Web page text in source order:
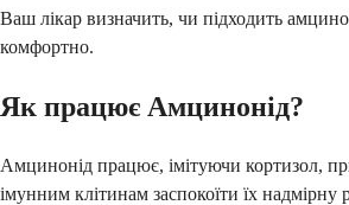
Ваш лікар визначить, чи підходить
комфортно.
Як працює Амцинонід?
Амцинонід працює, імітуючи кортизол,
імунним клітинам заспокоїти їх надмірну